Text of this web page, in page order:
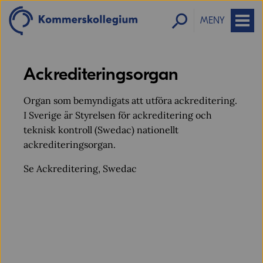
MENY
Ackrediteringsorgan
Organ som bemyndigats att utföra ackreditering.
I Sverige är Styrelsen för ackreditering och
teknisk kontroll (Swedac) nationellt
ackrediteringsorgan.
Se Ackreditering, Swedac